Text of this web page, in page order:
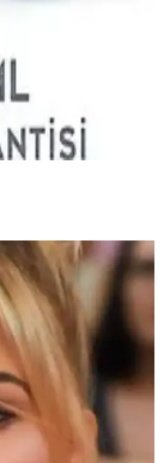
kozmetik
için tercih edilir.